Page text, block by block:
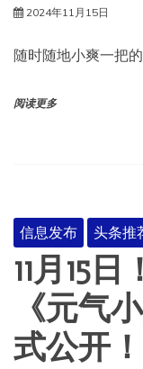
2024年11月15日
随时随地小爽一把
阅读更多
信息发布 头条推
11月15
《元气
式公开！